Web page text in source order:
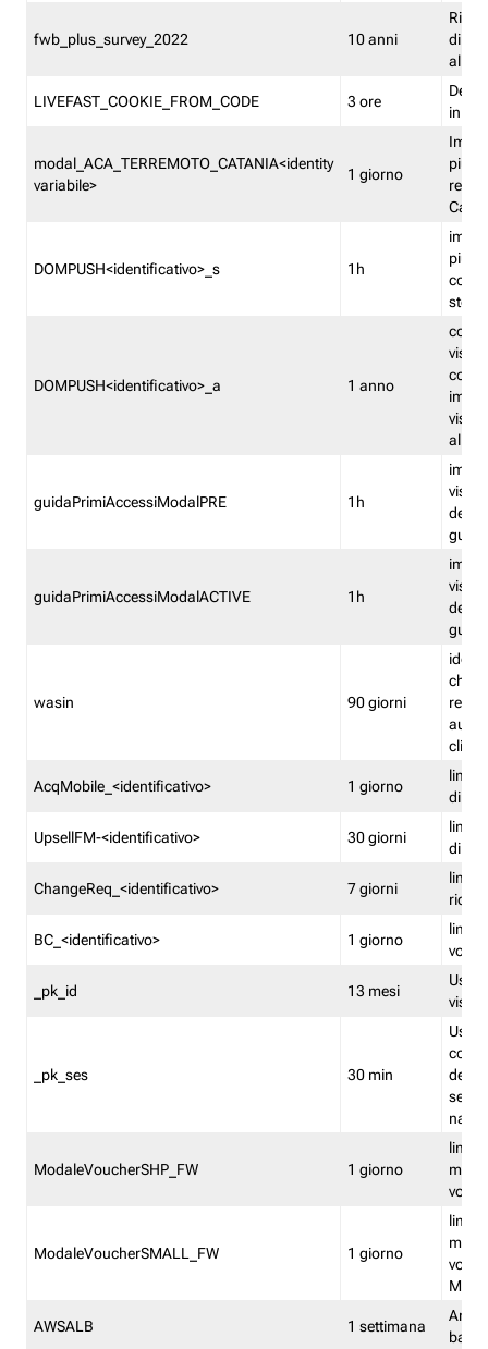
fwb_plus_survey_2022 10 anni
di
LIVEFAST_COOKIE_FROM_CODE 3 ore
in
modal_ACA_TERREMOTO_CATANIA<identity
variabile>
1 giorno
più
DOMPUSH<identificativo>_s 1h
più
DOMPUSH<identificativo>_a 1 anno
guidaPrimiAccessiModalPRE 1h
della
guidaPrimiAccessiModalACTIVE 1h
della
wasin 90 giorni
che
rete
clienti
AcqMobile_<identificativo> 1 giorno
limita
di
UpsellFM-<identificativo> 30 giorni
limita
di
ChangeReq_<identificativo> 7 giorni
limita
BC_<identificativo> 1 giorno
limita
_pk_id 13 mesi
_pk_ses 30 min
ModaleVoucherSHP_FW 1 giorno
ModaleVoucherSMALL_FW 1 giorno
AWSALB 1 settimana